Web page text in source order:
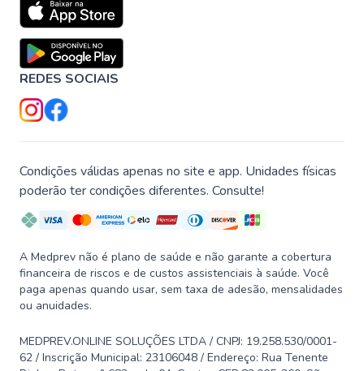
REDES SOCIAIS
Condições válidas apenas no site e app. Unidades físicas
poderão ter condições diferentes. Consulte!
A Medprev não é plano de saúde e não garante a cobertura
financeira de riscos e de custos assistenciais à saúde. Você
paga apenas quando usar, sem taxa de adesão, mensalidades
ou anuidades.
MEDPREV.ONLINE SOLUÇÕES LTDA / CNPJ: 19.258.530/0001-
62 / Inscrição Municipal: 23106048 / Endereço: Rua Tenente